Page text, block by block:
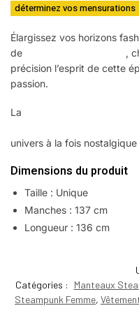
déterminez vos mensurations
Élargissez vos horizons
de
,
précision l’esprit de cette
passion.
La
univers à la fois
Dimensions du produit
Taille : Unique
Manches : 137 cm
Longueur : 136 cm
Catégories :
Manteaux
Steampunk Femme,